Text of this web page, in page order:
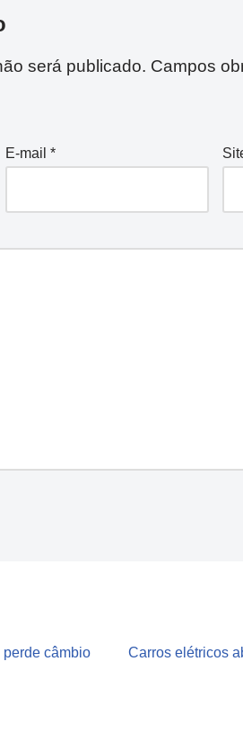
será publicado. Campos
E-mail*
perde câmbio
Carros elétricos